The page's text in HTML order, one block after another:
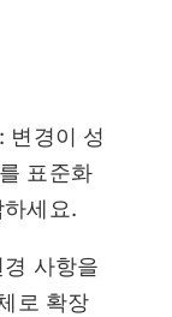
변경이 성
표준화
세요.
사항을
로 확장